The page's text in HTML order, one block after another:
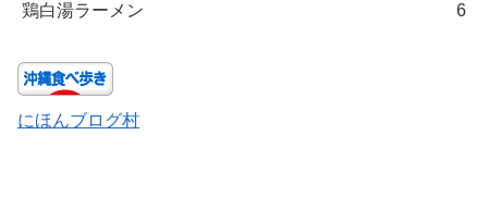
鶏白湯ラーメン 6
にほんブログ村